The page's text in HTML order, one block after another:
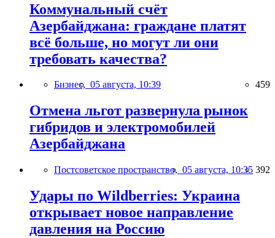
Коммунальный счёт
Азербайджана: граждане платят
всё больше, но могут ли они
требовать качества?
Бизнес, 05 августа, 10:39 459
Отмена льгот развернула рынок
гибридов и электромобилей
Азербайджана
Постсоветское пространство, 05 августа, 10:35 392
Удары по Wildberries: Украина
открывает новое направление
давления на Россию